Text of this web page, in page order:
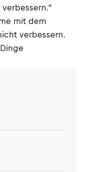
mit dem
verbessern.